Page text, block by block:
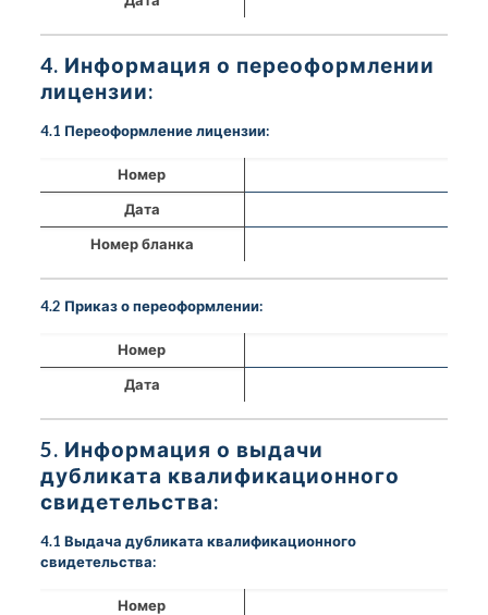
4. Информация о переоформлении
лицензии:
4.1 Переоформление лицензии:
Номер
Дата
Номер бланка
4.2 Приказ о переоформлении:
Номер
Дата
5. Информация о выдачи
дубликата квалификационного
свидетельства:
4.1 Выдача дубликата квалификационного
свидетельства:
Номер